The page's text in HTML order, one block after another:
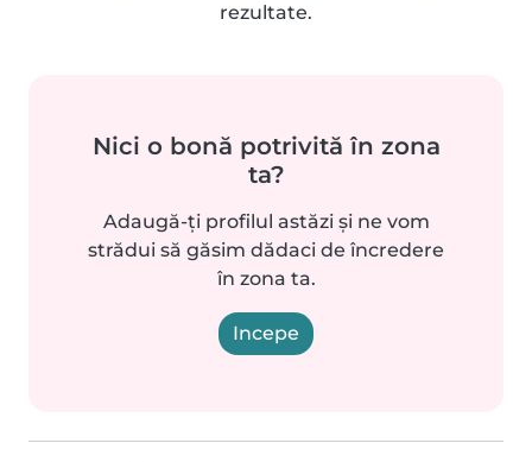
rezultate.
Nici o bonă potrivită în zona
ta?
Adaugă-ți profilul astăzi și ne vom
strădui să găsim dădaci de încredere
în zona ta.
Incepe